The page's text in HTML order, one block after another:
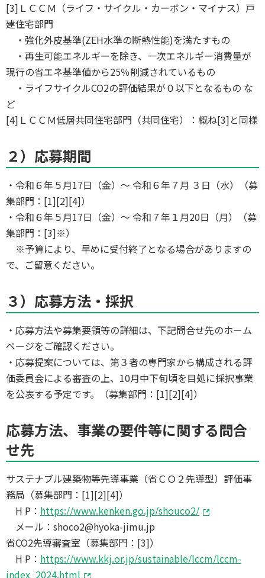
[3]ＬＣＣＭ（ライフ・サイクル・カーボン・マイナス）戸
建住宅部門
・強化外皮基準(ZEH水準の断熱性能)を満たすもの
・再生可能エネルギーを除き、一次エネルギー消費量が
現行の省エネ基準値から25％削減されているもの
・ライフサイクルCO2の評価結果が０以下となるもの な
ど
[4]ＬＣＣＭ低層共同住宅部門（共同住宅）：概ね[3]と同様
２）応募期間
・令和６年５月17日（金）～ 令和６年７月 ３日（水）（募
集部門：[1][2][4]）
・令和６年５月17日（金）～ 令和７年１月20日（月）（募
集部門：[3]※）
※予算により、早めに受付終了となる場合がありますの
で、ご留意ください。
３）応募方法・採択
・応募方法や募集要領等の詳細は、下記問合せ先のホーム
ページをご確認ください。
・応募提案については、第３者の専門家から構成される評
価委員会による審査の上、10月中下旬頃を目処に採択事業
を公表する予定です。（募集部門：[1][2][4]）
応募方法、事業の要件等に関する問合
せ先
サステナブル建築物等先導事業（省ＣＯ２先導型）評価事
務局（募集部門：[1][2][4]）
H P： https://www.kenken.go.jp/shouco2/
メール：shoco2@hyoka-jimu.jp
省CO2先導審査室（募集部門：[3]）
H P： https://www.kkj.or.jp/sustainable/lccm/lccm-
index_2024.html